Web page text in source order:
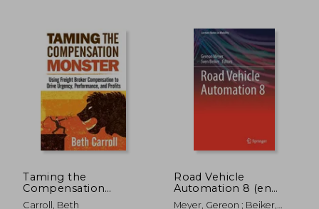
Taming the
Compensation
Monster: Using
Carroll, Beth
Road Vehicle
Automation 8 (en
Inglés)
Meyer, Gereon ; Beiker,